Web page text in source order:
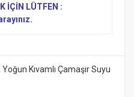
İÇİN LÜTFEN :
Kıvamlı Çamaşır Suyu